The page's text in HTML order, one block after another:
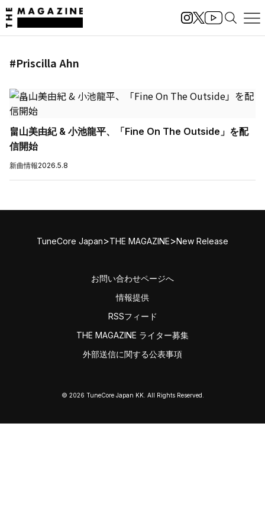
#Priscilla Ahn
畠山美由紀 & 小池龍平、「Fine On The Outside」を配
信開始
新曲情報2026.5.8
TuneCore Japan>THE MAGAZINE>New Release
お問い合わせページへ
情報提供
RSSフィード
THE MAGAZINE ライター募集
外部送信に関する公表事項
© 2026 TuneCore Japan KK. All Rights Reserved.